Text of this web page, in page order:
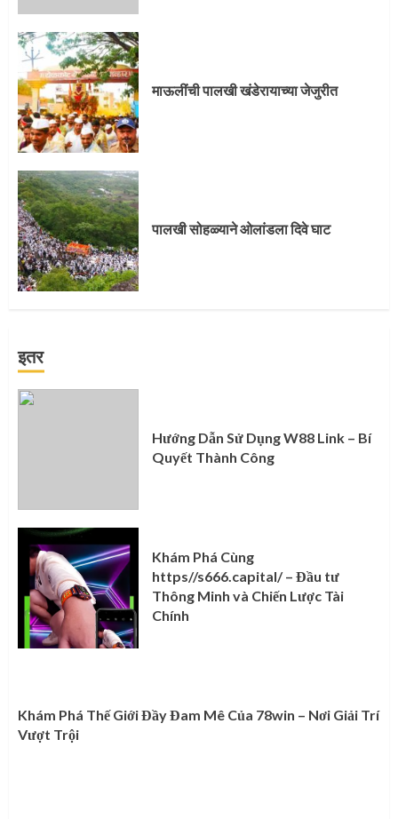
माऊलींची पालखी खंडेरायाच्या जेजुरीत
पालखी सोहळ्याने ओलांडला दिवे घाट
इतर
Hướng Dẫn Sử Dụng W88 Link – Bí
Quyết Thành Công
Khám Phá Cùng
https//s666.capital/ – Đầu tư
Thông Minh và Chiến Lược Tài
Chính
Khám Phá Thế Giới Đầy Đam Mê Của 78win – Nơi Giải Trí
Vượt Trội